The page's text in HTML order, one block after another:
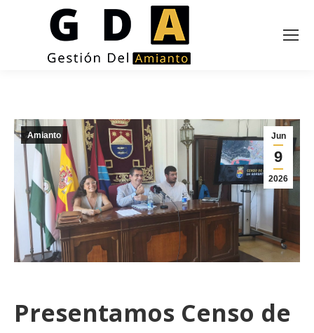
Jun
9
2026
Amianto
Presentamos Censo de